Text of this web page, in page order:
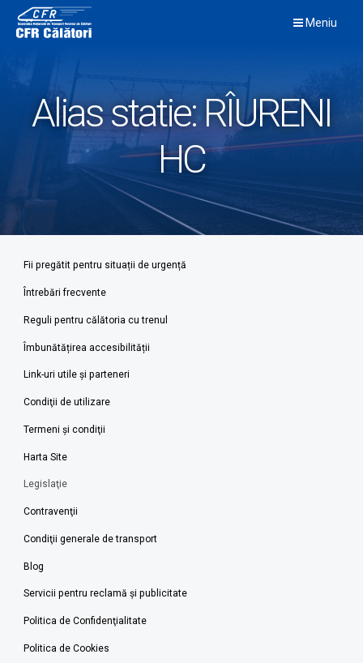
content
Meniu
Alias statie: RÎURENI
HC
Fii pregătit pentru situații de urgență
Întrebări frecvente
Reguli pentru călătoria cu trenul
Îmbunătățirea accesibilității
Link-uri utile şi parteneri
Condiţii de utilizare
Termeni şi condiţii
Harta Site
Legislaţie
Contravenţii
Condiţii generale de transport
Blog
Servicii pentru reclamă și publicitate
Politica de Confidenţialitate
Politica de Cookies